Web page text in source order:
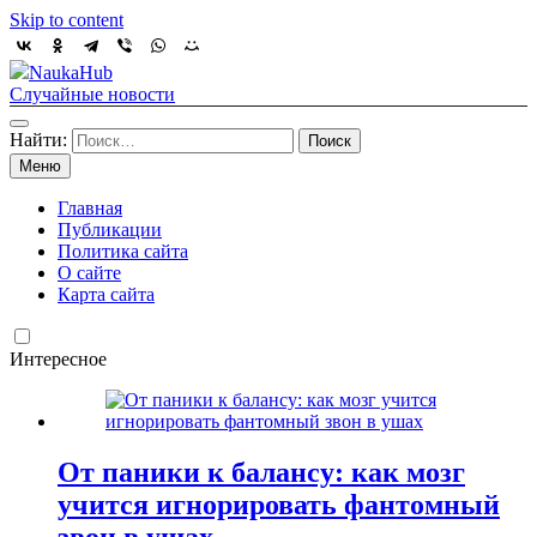
Skip to content
NaukaHub
Случайные новости
Найти:
Меню
Главная
Публикации
Политика сайта
О сайте
Карта сайта
Интересное
От паники к балансу: как мозг
учится игнорировать фантомный